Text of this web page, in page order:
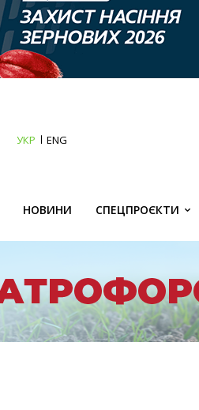
УКР ENG
НОВИНИ СПЕЦПРОЄКТИ